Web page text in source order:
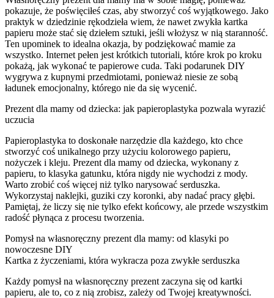
pokazuje, że poświęciłeś czas, aby stworzyć coś wyjątkowego. Jako
praktyk w dziedzinie rękodzieła wiem, że nawet zwykła kartka
papieru może stać się dziełem sztuki, jeśli włożysz w nią staranność.
Ten upominek to idealna okazja, by podziękować mamie za
wszystko. Internet pełen jest krótkich tutoriali, które krok po kroku
pokażą, jak wykonać te papierowe cuda. Taki podarunek DIY
wygrywa z kupnymi przedmiotami, ponieważ niesie ze sobą
ładunek emocjonalny, którego nie da się wycenić.
Prezent dla mamy od dziecka: jak papieroplastyka pozwala wyrazić
uczucia
Papieroplastyka to doskonałe narzędzie dla każdego, kto chce
stworzyć coś unikalnego przy użyciu kolorowego papieru,
nożyczek i kleju. Prezent dla mamy od dziecka, wykonany z
papieru, to klasyka gatunku, która nigdy nie wychodzi z mody.
Warto zrobić coś więcej niż tylko narysować serduszka.
Wykorzystaj naklejki, guziki czy koronki, aby nadać pracy głębi.
Pamiętaj, że liczy się nie tylko efekt końcowy, ale przede wszystkim
radość płynąca z procesu tworzenia.
Pomysł na własnoręczny prezent dla mamy: od klasyki po
nowoczesne DIY
Kartka z życzeniami, która wykracza poza zwykłe serduszka
Każdy pomysł na własnoręczny prezent zaczyna się od kartki
papieru, ale to, co z nią zrobisz, zależy od Twojej kreatywności.